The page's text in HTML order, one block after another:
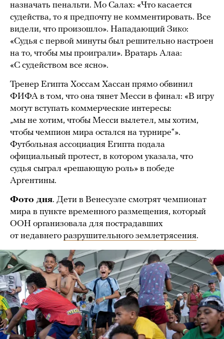
назначать пенальти. Мо Салах: «Что касается
судейства, то я предпочту не комментировать. Все
видели, что произошло». Нападающий Зико:
«Судья с первой минуты был решительно настроен
на то, чтобы мы проиграли». Вратарь Алаа:
«С судейством все ясно».
Тренер Египта Хоссам Хассан прямо обвинил
ФИФА в том, что она тянет Месси в финал: «В игру
могут вступать коммерческие интересы:
„мы не хотим, чтобы Месси вылетел, мы хотим,
чтобы чемпион мира остался на турнире“».
Футбольная ассоциация Египта подала
официальный протест, в котором указала, что
судья сыграл «решающую роль» в победе
Аргентины.
Фото дня. Дети в Венесуэле смотрят чемпионат
мира в пункте временного размещения, который
ООН организовала для пострадавших
от недавнего разрушительного землетрясения.